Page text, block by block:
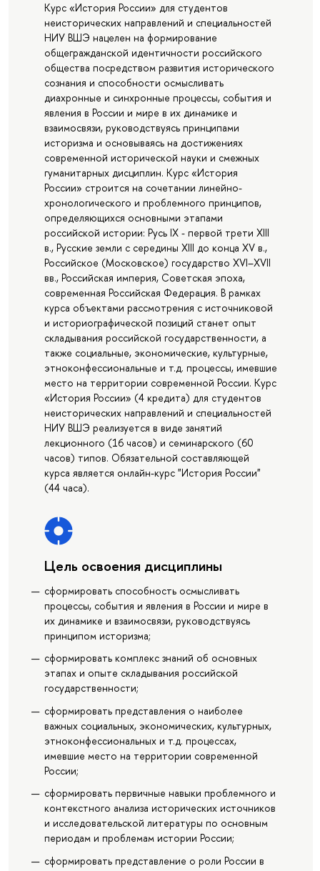
Курс «История России» для студентов
неисторических направлений и специальностей
НИУ ВШЭ нацелен на формирование
общегражданской идентичности российского
общества посредством развития исторического
сознания и способности осмысливать
диахронные и синхронные процессы, события и
явления в России и мире в их динамике и
взаимосвязи, руководствуясь принципами
историзма и основываясь на достижениях
современной исторической науки и смежных
гуманитарных дисциплин. Курс «История
России» строится на сочетании линейно-
хронологического и проблемного принципов,
определяющихся основными этапами
российской истории: Русь IX - первой трети XIII
в., Русские земли с середины XIII до конца XV в.,
Российское (Московское) государство XVI–XVII
вв., Российская империя, Советская эпоха,
современная Российская Федерация. В рамках
курса объектами рассмотрения с источниковой
и историографической позиций станет опыт
складывания российской государственности, а
также социальные, экономические, культурные,
этноконфессиональные и т.д. процессы, имевшие
место на территории современной России. Курс
«История России» (4 кредита) для студентов
неисторических направлений и специальностей
НИУ ВШЭ реализуется в виде занятий
лекционного (16 часов) и семинарского (60
часов) типов. Обязательной составляющей
курса является онлайн-курс "История России"
(44 часа).
Цель освоения дисциплины
сформировать способность осмысливать
процессы, события и явления в России и мире в
их динамике и взаимосвязи, руководствуясь
принципом историзма;
сформировать комплекс знаний об основных
этапах и опыте складывания российской
государственности;
сформировать представления о наиболее
важных социальных, экономических, культурных,
этноконфессиональных и т.д. процессах,
имевшие место на территории современной
России;
сформировать первичные навыки проблемного и
контекстного анализа исторических источников
и исследовательской литературы по основным
периодам и проблемам истории России;
сформировать представление о роли России в